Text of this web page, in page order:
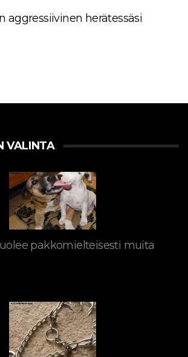
aggressiivinen herätessäsi
VALINTA
pakkomielteisesti muita